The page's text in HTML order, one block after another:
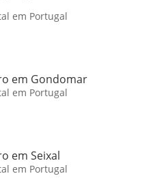
em Portugal
em Gondomar
em Portugal
em Seixal
em Portugal